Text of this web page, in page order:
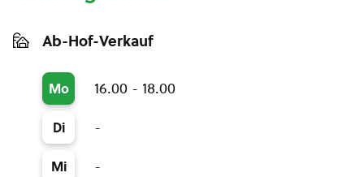
Ab-Hof-Verkauf
Mo 16.00 - 18.00
Di -
Mi -